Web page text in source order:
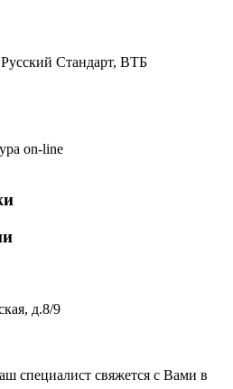
Стандарт, ВТБ
on-line
д.8/9
специалист свяжется с Вами в